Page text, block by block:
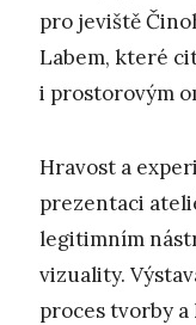
pro jeviště
Labem, které
i prostorovým
Hravost a
prezentaci
legitimním
vizuality.
proces tvorby